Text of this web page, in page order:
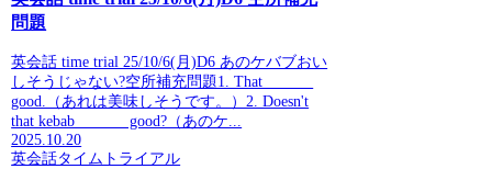
問題
英会話 time trial 25/10/6(月)D6 あのケバブおい
しそうじゃない?空所補充問題1. That ______
good.（あれは美味しそうです。）2. Doesn't
that kebab ______ good?（あのケ...
2025.10.20
英会話タイムトライアル